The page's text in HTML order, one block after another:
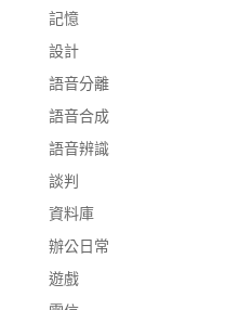
記憶
設計
語音分離
語音合成
語音辨識
談判
資料庫
辦公日常
遊戲